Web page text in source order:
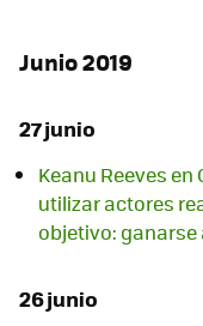
Junio 2019
27 junio
Keanu Reeves
utilizar actores
objetivo: ganarse
26 junio